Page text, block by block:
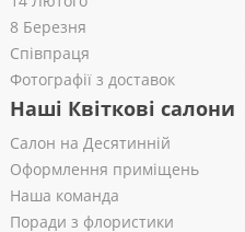
8 Березня
Співпраця
Фотографії з доставок
Наші Квіткові салони
Салон на Десятинній
Оформлення приміщень
Наша команда
Поради з флористики